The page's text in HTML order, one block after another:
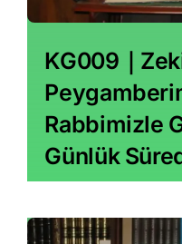
KG009｜
Rabbimizle
Günlük